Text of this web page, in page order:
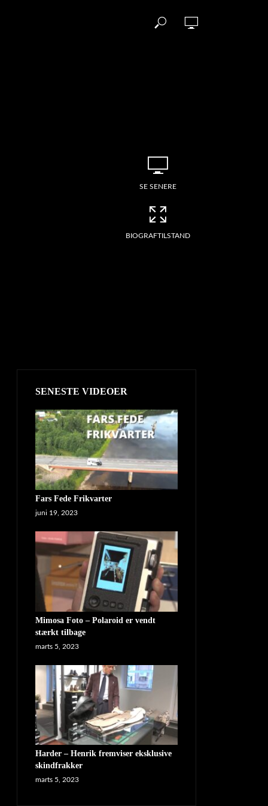
SE SENERE
BIOGRAFTILSTAND
SENESTE VIDEOER
Fars Fede Frikvarter
juni 19, 2023
Mimosa Foto – Polaroid er vendt
stærkt tilbage
marts 5, 2023
Harder – Henrik fremviser eksklusive
skindfrakker
marts 5, 2023